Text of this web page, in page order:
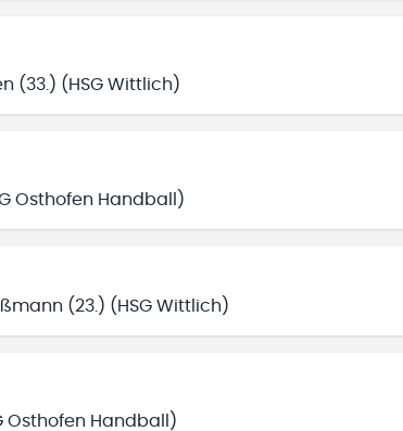
(33.) (HSG Wittlich)
Osthofen Handball)
(23.) (HSG Wittlich)
Osthofen Handball)